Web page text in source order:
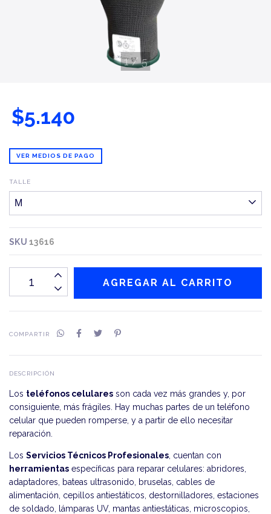
1/5
$5.140
VER MEDIOS DE PAGO
TALLE
SKU13616
COMPARTIR
DESCRIPCIÓN
Los teléfonos celulares son cada vez más grandes y, por
consiguiente, más frágiles. Hay muchas partes de un teléfono
celular que pueden romperse, y a partir de ello necesitar
reparación.
Los Servicios Técnicos Profesionales , cuentan con
herramientas específicas para reparar celulares: abridores,
adaptadores, bateas ultrasonido, bruselas, cables de
alimentación, cepillos antiestáticos, destornilladores, estaciones
de soldado, lámparas UV, mantas antiestáticas, microscopios,